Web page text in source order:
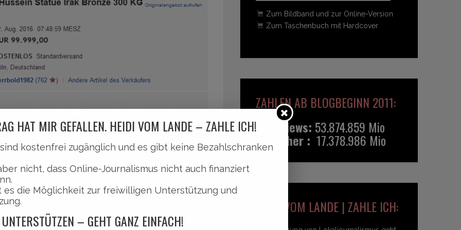
heute, 12. Aug. 2016, 07:48:59 MESZ, wie
vom Lande (Screenshot aus Ebay)
Zum Bildband und zur Online-Version
Zum Taschenbuch mit Hardcover
ZAHLEN AB BLOGBEGINN 2011:
Pageviews: 53.874.859 Mio
Besucher : 17.378.986 Mio
HEIDI VOM LANDE | ZAHLE ICH:
HAT MIR GEFALLEN. HEIDI VOM LANDE – ZAHLE ICH!
kostenfrei zugänglich und es gibt keine Bezahlschranken
nicht, dass Online-Journalismus nicht auch finanziert
es die Möglichkeit zur freiwilligen Unterstützung und
– GEHT GANZ EINFACH!